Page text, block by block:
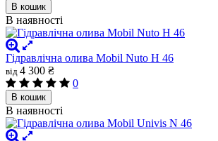
В кошик
В наявності
Гідравлічна олива Mobil Nuto H 46
від 4 300 ₴
0
В кошик
В наявності